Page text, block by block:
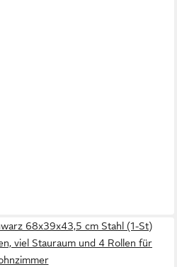
68x39x43,5 cm Stahl (1-St)
viel Stauraum und 4 Rollen für